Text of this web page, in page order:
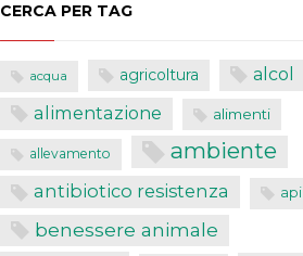
CERCA PER TAG
acqua agricoltura alcol
alimentazione alimenti
allevamento ambiente
antibiotico resistenza api
benessere animale